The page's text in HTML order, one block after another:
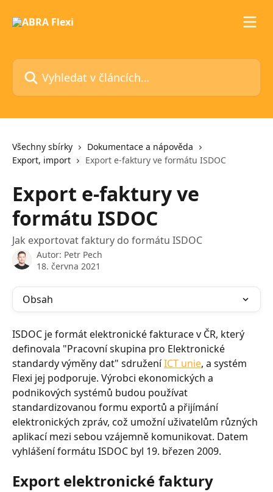
Vyhledat v článcích…
Všechny sbírky
Dokumentace a nápověda
Export, import
Export e-faktury ve formátu ISDOC
Export e-faktury ve
formátu ISDOC
Jak exportovat faktury do formátu ISDOC
Autor: Petr Pech
18. června 2021
Obsah
ISDOC je formát elektronické fakturace v ČR, který
definovala "Pracovní skupina pro Elektronické
standardy výměny dat" sdružení ICT unie, a systém
Flexi jej podporuje. Výrobci ekonomických a
podnikových systémů budou používat
standardizovanou formu exportů a přijímání
elektronických zpráv, což umožní uživatelům různých
aplikací mezi sebou vzájemně komunikovat. Datem
vyhlášení formátu ISDOC byl 19. březen 2009.
Export elektronické faktury